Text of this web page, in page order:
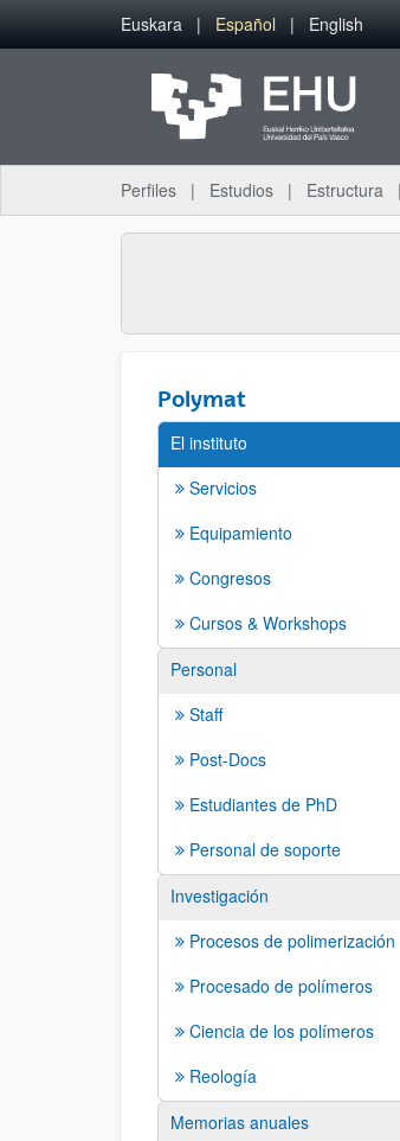
Saltar al contenido principal
Euskara Español English
Perfiles Estudios Estructura
Polymat
El instituto
Servicios
Equipamiento
Congresos
Cursos & Workshops
Personal
Staff
Post-Docs
Estudiantes de PhD
Personal de soporte
Investigación
Procesos de polimerización
Procesado de polímeros
Ciencia de los polímeros
Reología
Memorias anuales